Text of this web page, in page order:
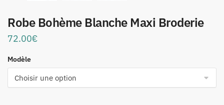
Robe Bohème Blanche Maxi Broderie
72.00€
Modèle